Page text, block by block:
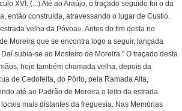
XVI. (...) Até ao Araújo, o traçado seguido foi o da
então construída, atravessando o lugar de Custió.
velha da Póvoa». Antes do fim desta no
Moreira que se encontra logo a seguir, lançada
subia-se ao Mosteiro de Moreira." O traçado desta
hoje também chamada velha, depois da
de Cedofeita, do Pôrto, pela Ramada Alta,
até ao Padrão de Moreira o leito da estrada
mais distantes da freguesia. Nas Memórias